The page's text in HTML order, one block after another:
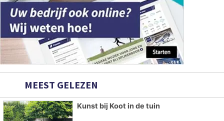
MEEST GELEZEN
Kunst bij Koot in de tuin